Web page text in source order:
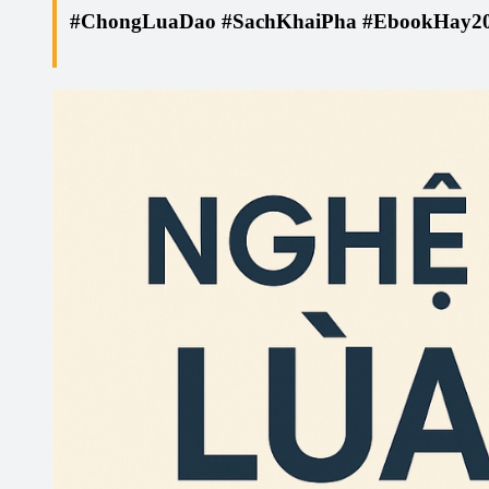
#ChongLuaDao #SachKhaiPha